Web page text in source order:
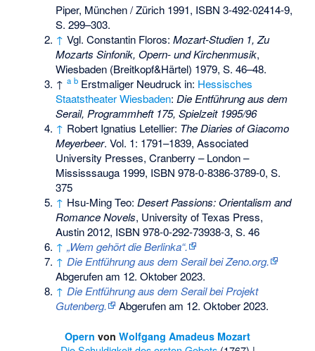
Piper, München / Zürich 1991, ISBN 3-492-02414-9,
S. 299–303.
↑ Vgl. Constantin Floros:Mozart-Studien 1, Zu
Mozarts Sinfonik, Opern- und Kirchenmusik,
Wiesbaden (Breitkopf&Härtel) 1979, S. 46–48.
↑a b Erstmaliger Neudruck in: Hessisches
Staatstheater Wiesbaden:Die Entführung aus dem
Serail, Programmheft 175, Spielzeit 1995/96
↑ Robert Ignatius Letellier: The Diaries of Giacomo
Meyerbeer. Vol. 1: 1791–1839, Associated
University Presses, Cranberry – London –
Mississsauga 1999, ISBN 978-0-8386-3789-0, S.
375
↑ Hsu-Ming Teo:Desert Passions: Orientalism and
Romance Novels, University of Texas Press,
Austin 2012, ISBN 978-0-292-73938-3, S. 46
↑ „Wem gehört die Berlinka“.
↑ Die Entführung aus dem Serail bei Zeno.org.
Abgerufen am 12. Oktober 2023.
↑ Die Entführung aus dem Serail bei Projekt
Gutenberg.
Abgerufen am 12. Oktober 2023.
Opern von Wolfgang Amadeus Mozart